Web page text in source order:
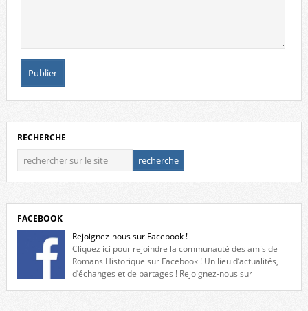
RECHERCHE
FACEBOOK
Rejoignez-nous sur Facebook !
Cliquez ici pour rejoindre la communauté des amis de
Romans Historique sur Facebook ! Un lieu d’actualités,
d’échanges et de partages ! Rejoignez-nous sur